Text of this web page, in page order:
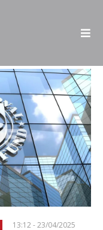
13:12 - 23/04/2025